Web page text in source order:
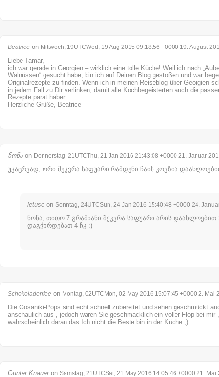
Beatrice on Mittwoch, 19UTCWed, 19 Aug 2015 09:18:56 +0000 19. August
Liebe Tamar,
ich war gerade in Georgien – wirklich eine tolle Küche! Weil ich nach
Walnüssen“ gesucht habe, bin ich auf Deinen Blog gestoßen und war
Originalrezepte zu finden. Wenn ich in meinen Reiseblog über Georgien
in jedem Fall zu Dir verlinken, damit alle Kochbegeisterten auch die
Rezepte parat haben.
Herzliche Grüße, Beatrice
ნონა on Donnerstag, 21UTCThu, 21 Jan 2016 21:43:08 +0000 21. Januar
უკაცრვად, ორი შეკვრა საფუარი რამდენი ჩაის კოვზია
letusc on Sonntag, 24UTCSun, 24 Jan 2016 15:40:48 +0000 24.
ნონა, თითო 7 გრამიანი შეკვრა საფუარი არის დაახლოებით
დაგჭირდებათ 4 ჩკ :)
Schokoladenfee on Montag, 02UTCMon, 02 May 2016 15:07:45 +0000 2. Mai
Die Gosaniki-Pops sind echt schnell zubereitet und sehen geschmückt
anschaulich aus , jedoch waren Sie geschmacklich ein voller Flop bei mir
wahrscheinlich daran das Ich nicht die Beste bin in der Küche ;).
Gunter Knaueron Samstag, 21UTCSat, 21 May 2016 14:05:46 +0000 21. Mai